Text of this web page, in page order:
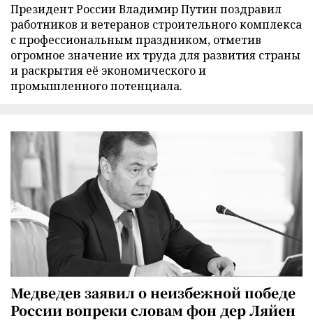
Президент России Владимир Путин поздравил
работников и ветеранов строительного комплекса
с профессиональным праздником, отметив
огромное значение их труда для развития страны
и раскрытия её экономического и
промышленного потенциала.
Медведев заявил о неизбежной победе
России вопреки словам фон дер Ляйен